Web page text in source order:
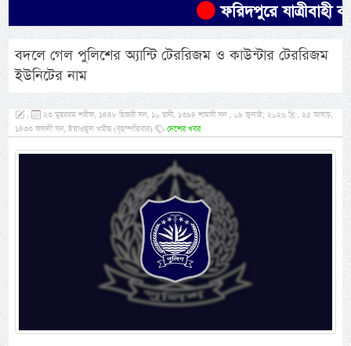
ফরিদপুরে যাত্রীবাহী
বদলে গেল পুলিশের অ্যান্টি টেররিজম ও কাউন্টার টেররিজম
ইউনিটের নাম
,
২৩ মুহররম শরীফ, ১৪৪৮ হিজরী সন, ১০ ছানী, ১৩৯৪ শামসী সন , ০৯ জুলাই, ২০২৬ খ্রি:, ২৫ আষাঢ়,
১৪৩৩ ফসলী সন, ইয়াওমুল খমীছ (বৃহস্পতিবার)
দেশের খবর